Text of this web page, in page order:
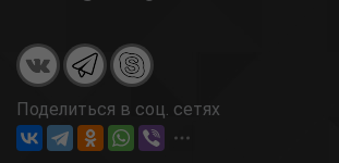
Поделиться в соц. сетях